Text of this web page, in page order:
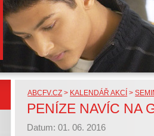
ABCFV.CZ > KALENDÁŘ AKCÍ >
PENÍZE NAVÍC NA
Datum: 01. 06. 2016